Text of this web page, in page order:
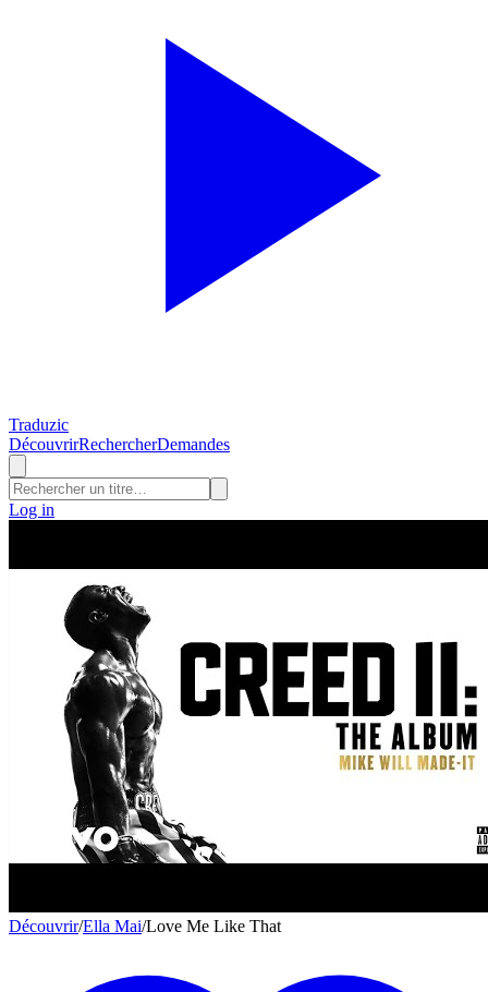
Traduzic
DécouvrirRechercherDemandes
Log in
Découvrir/Ella Mai/Love Me Like That